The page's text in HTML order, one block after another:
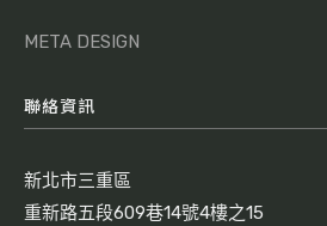
META DESIGN
聯絡資訊
新北市三重區
重新路五段609巷14號4樓之15